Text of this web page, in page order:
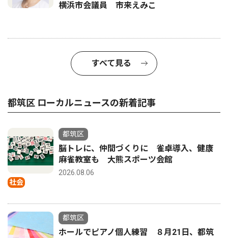
横浜市会議員 市来えみこ
すべて見る
都筑区 ローカルニュースの新着記事
社会
都筑区
脳トレに、仲間づくりに 雀卓導入、健康
麻雀教室も 大熊スポーツ会館
2026.08.06
都筑区
ホールでピアノ個人練習 ８月21日、都筑